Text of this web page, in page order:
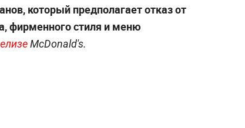
который предполагает отказ от
фирменного стиля и меню
McDonald's.